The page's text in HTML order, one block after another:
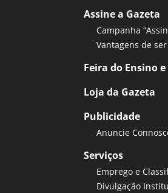
Assine a Gazeta
Campanha
Vantagens de
Feira do Ensino
Loja da Gazeta
Publicidade
Anuncie
Serviços
Emprego e
Divulgação